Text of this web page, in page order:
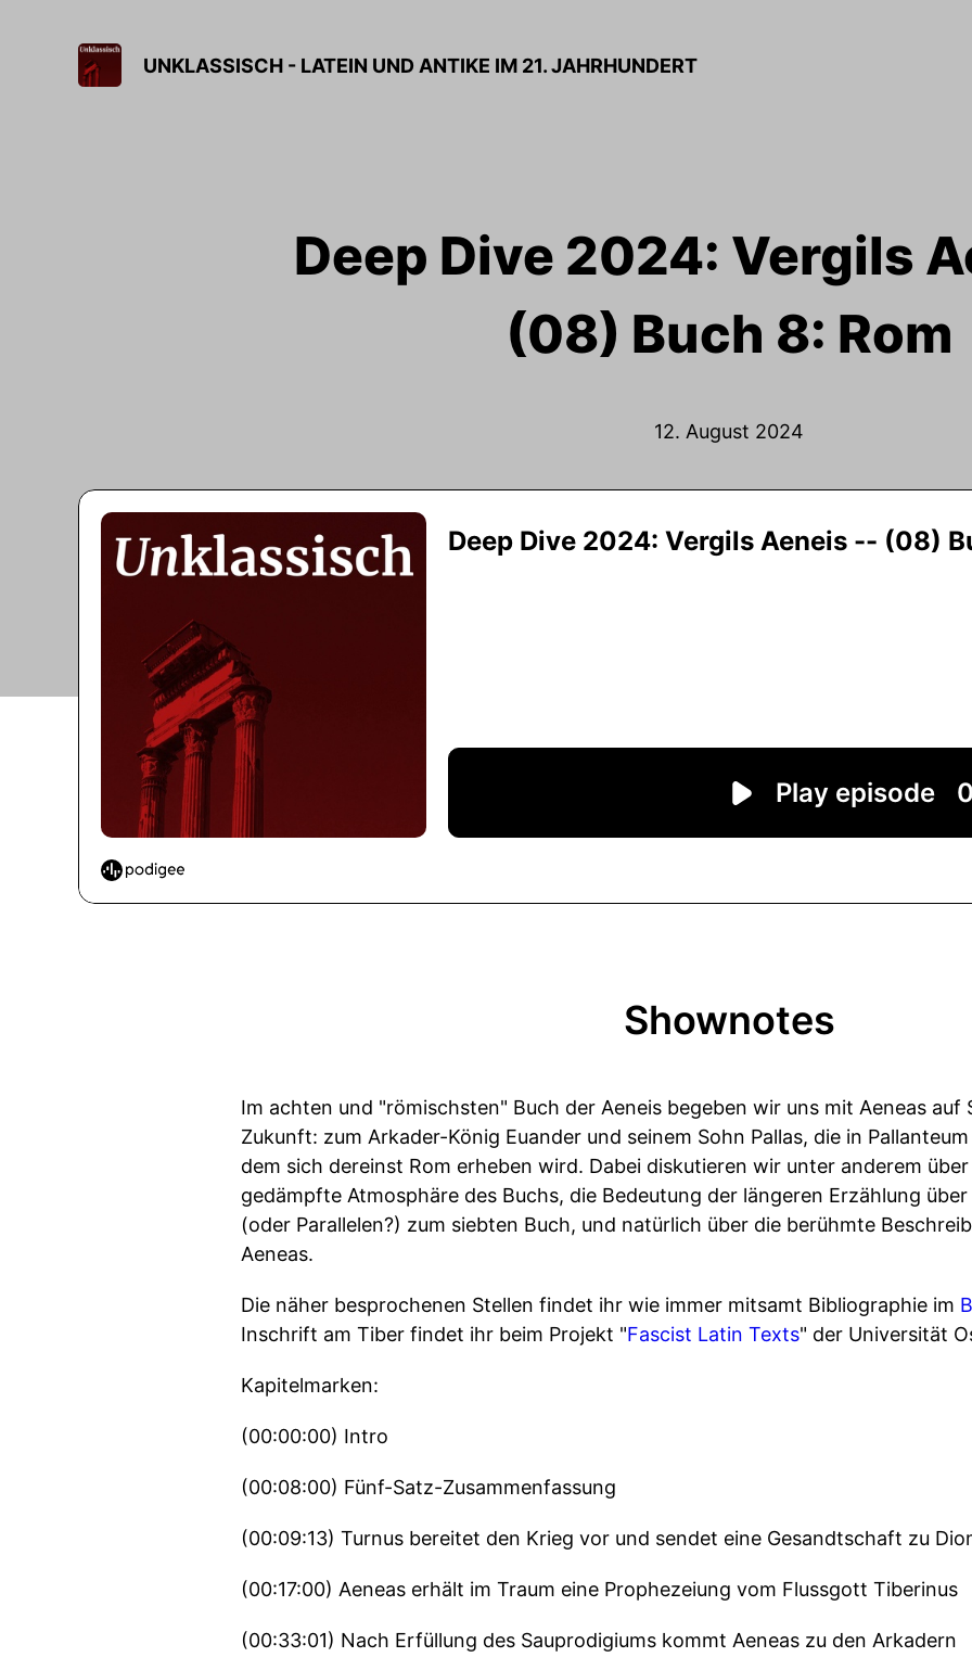
UNKLASSISCH - LATEIN UND ANTIKE IM 21. JAHRHUNDERT
Deep Dive 2024: Vergils
(08) Buch 8: Rom
12. August 2024
Shownotes
Im achten und "römischsten" Buch der Aeneis begeben wir uns mit Aeneas auf
Zukunft: zum Arkader-König Euander und seinem Sohn Pallas, die in
dem sich dereinst Rom erheben wird. Dabei diskutieren wir unter anderem
gedämpfte Atmosphäre des Buchs, die Bedeutung der längeren Erzählung
(oder Parallelen?) zum siebten Buch, und natürlich über die berühmte
Aeneas.
Die näher besprochenen Stellen findet ihr wie immer mitsamt Bibliographie im
Inschrift am Tiber findet ihr beim Projekt "Fascist Latin Texts" der Universität
Kapitelmarken:
(00:00:00) Intro
(00:08:00) Fünf-Satz-Zusammenfassung
(00:09:13) Turnus bereitet den Krieg vor und sendet eine Gesandtschaft zu
(00:17:00) Aeneas erhält im Traum eine Prophezeiung vom Flussgott Tiberinus
(00:33:01) Nach Erfüllung des Sauprodigiums kommt Aeneas zu den Arkadern